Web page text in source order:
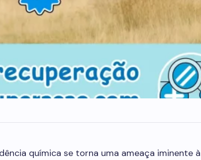
química se torna uma ameaça iminente